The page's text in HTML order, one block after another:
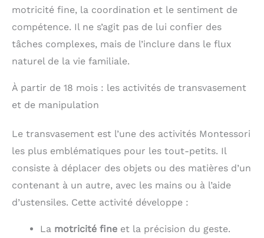
motricité fine, la coordination et le sentiment de
compétence. Il ne s’agit pas de lui confier des
tâches complexes, mais de l’inclure dans le flux
naturel de la vie familiale.
À partir de 18 mois : les activités de transvasement
et de manipulation
Le transvasement est l’une des activités Montessori
les plus emblématiques pour les tout-petits. Il
consiste à déplacer des objets ou des matières d’un
contenant à un autre, avec les mains ou à l’aide
d’ustensiles. Cette activité développe :
La motricité fine et la précision du geste.